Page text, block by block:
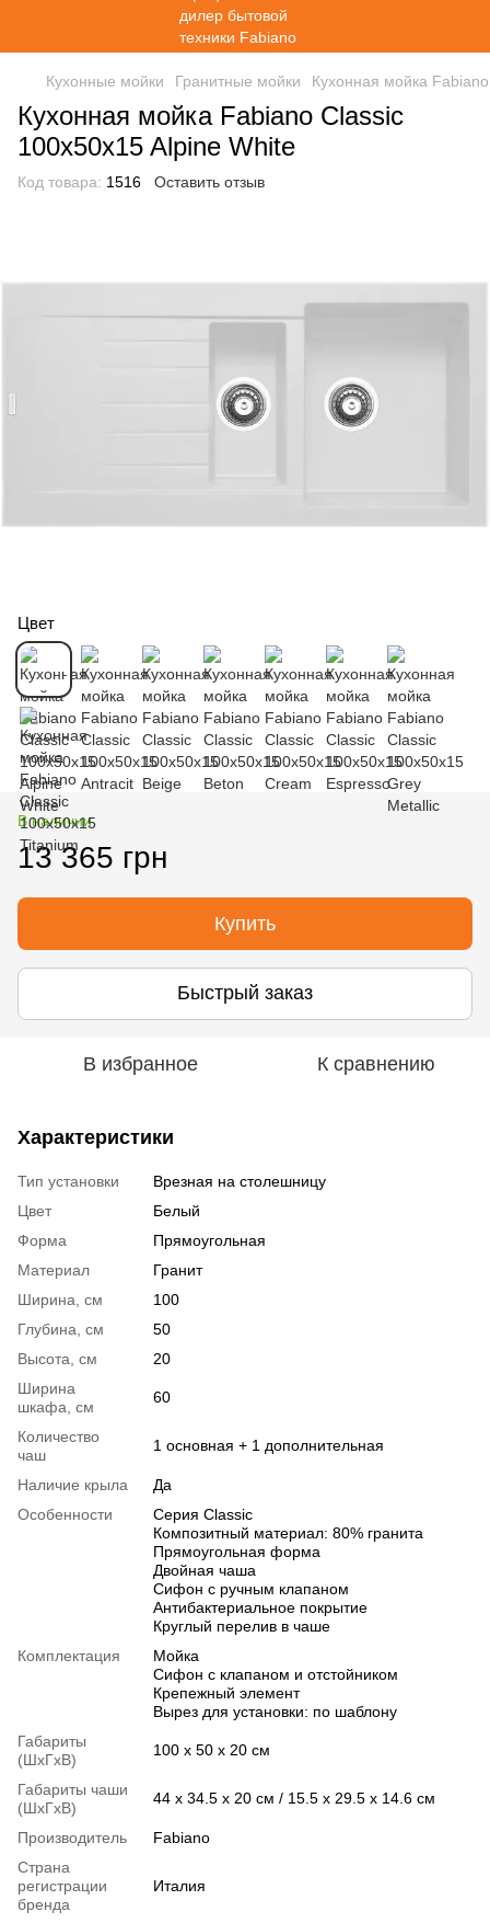
Кухонные мойки Гранитные мойки Кухонная мойка
Кухонная мойка Fabiano Classic
100x50x15 Alpine White
Код товара: 1516 Оставить отзыв
Цвет
В наличии
13 365 грн
Купить
Быстрый заказ
В избранное К сравнению
Характеристики
Тип установки
Врезная на столешницу
Цвет
Белый
Форма
Прямоугольная
Материал
Гранит
Ширина, см
100
Глубина, см
50
Высота, см
20
Ширина
шкафа, см
60
Количество
чаш
1 основная + 1 дополнительная
Наличие крыла
Да
Особенности
Серия Classic
Композитный материал: 80% гранита
Прямоугольная форма
Двойная чаша
Сифон с ручным клапаном
Антибактериальное покрытие
Круглый перелив в чаше
Комплектация
Мойка
Сифон с клапаном и отстойником
Крепежный элемент
Вырез для установки: по шаблону
Габариты
(ШхГхВ)
100 х 50 х 20 см
Габариты чаши
(ШхГхВ)
44 х 34.5 х 20 см / 15.5 х 29.5 х 14.6 см
Производитель
Fabiano
Страна
регистрации
бренда
Италия